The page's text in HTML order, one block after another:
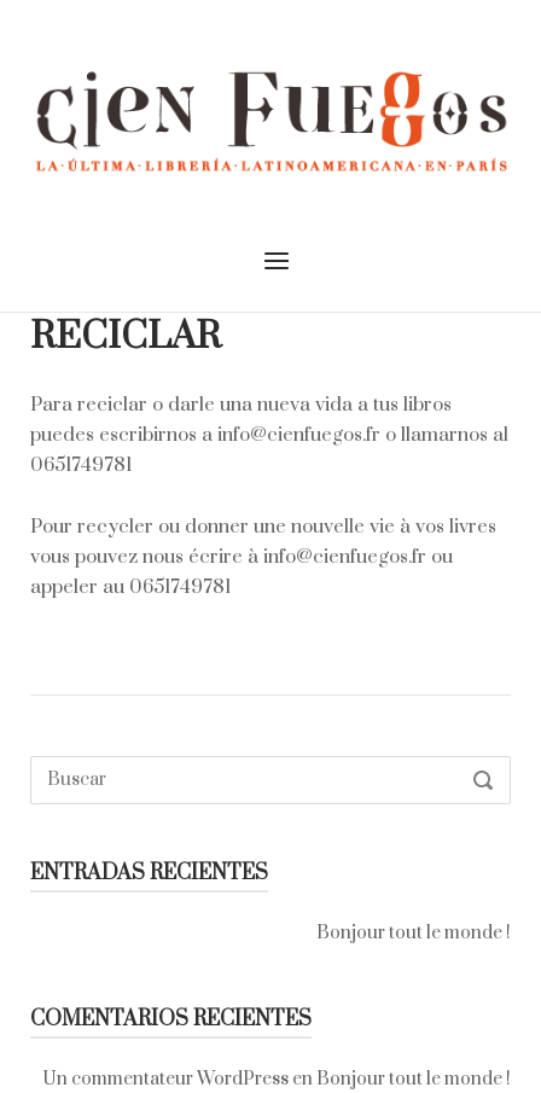
Menu
RECICLAR
Para reciclar o darle una nueva vida a tus libros
puedes escribirnos a info@cienfuegos.fr o llamarnos al
0651749781
Pour recycler ou donner une nouvelle vie à vos livres
vous pouvez nous écrire à info@cienfuegos.fr ou
appeler au 0651749781
Buscar:
ENTRADAS RECIENTES
Bonjour tout le monde !
COMENTARIOS RECIENTES
Un commentateur WordPress en Bonjour tout le monde !